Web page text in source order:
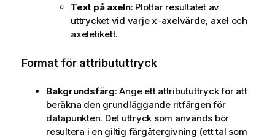
Text på axeln: Plottar resultatet av
uttrycket vid varje x-axelvärde, axel och
axeletikett.
Format för attribututtryck
Bakgrundsfärg: Ange ett attribututtryck för att
beräkna den grundläggande ritfärgen för
datapunkten. Det uttryck som används bör
resultera i en giltig färgåtergivning (ett tal som